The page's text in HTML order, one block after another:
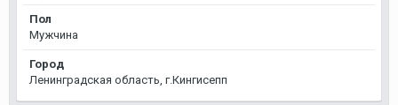
Пол
Мужчина
Город
Ленинградская область, г.Кингисепп